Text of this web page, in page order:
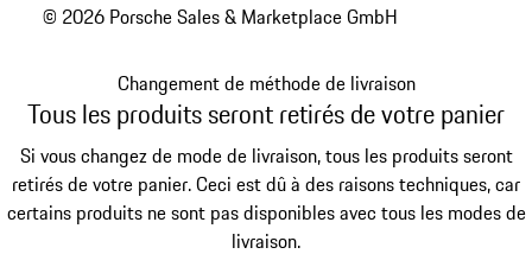
© 2026 Porsche Sales & Marketplace GmbH
Changement de méthode de livraison
Tous les produits seront retirés de votre panier
Si vous changez de mode de livraison, tous les produits seront
retirés de votre panier. Ceci est dû à des raisons techniques, car
certains produits ne sont pas disponibles avec tous les modes de
livraison.